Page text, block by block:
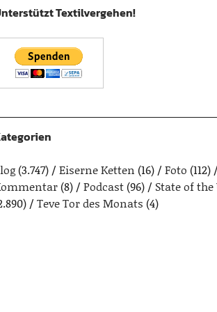
Textilvergehen!
(3.747) Eiserne Ketten (16) Foto (112)
(8) Podcast(96)
State of
Teve Tor des Monats (4)